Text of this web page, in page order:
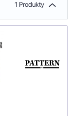
1 Produkty